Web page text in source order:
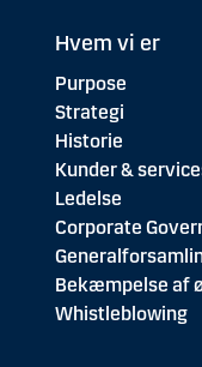
Hvem vi er
Purpose
Strategi
Historie
Kunder &
Ledelse
Corporate
Bekæmpelse af
Whistleblowing